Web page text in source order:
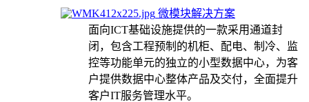
微模块解决方案
面向ICT基础设施提供的一款采用通道封
闭，包含工程预制的机柜、配电、制冷、监
控等功能单元的独立的小型数据中心，为客
户提供数据中心整体产品及交付，全面提升
客户IT服务管理水平。